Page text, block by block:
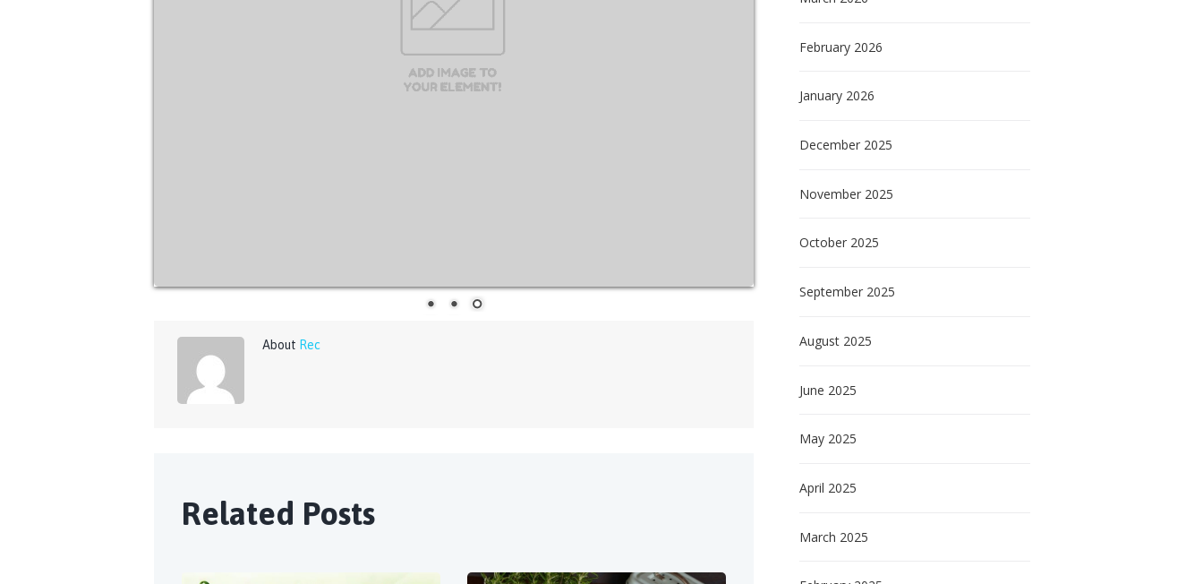
About Rec
Related Posts
February 2026
January 2026
December 2025
November 2025
October 2025
September 2025
August 2025
June 2025
May 2025
April 2025
March 2025